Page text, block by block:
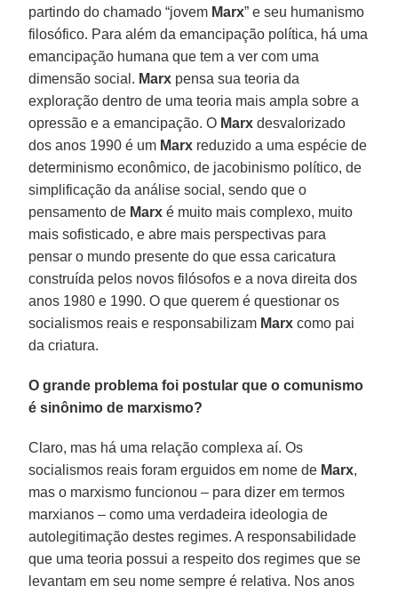
partindo do chamado “jovem Marx” e seu humanismo
filosófico. Para além da emancipação política, há uma
emancipação humana que tem a ver com uma
dimensão social. Marx pensa sua teoria da
exploração dentro de uma teoria mais ampla sobre a
opressão e a emancipação. O Marx desvalorizado
dos anos 1990 é um Marx reduzido a uma espécie de
determinismo econômico, de jacobinismo político, de
simplificação da análise social, sendo que o
pensamento de Marx é muito mais complexo, muito
mais sofisticado, e abre mais perspectivas para
pensar o mundo presente do que essa caricatura
construída pelos novos filósofos e a nova direita dos
anos 1980 e 1990. O que querem é questionar os
socialismos reais e responsabilizam Marx como pai
da criatura.
O grande problema foi postular que o comunismo
é sinônimo de marxismo?
Claro, mas há uma relação complexa aí. Os
socialismos reais foram erguidos em nome de Marx,
mas o marxismo funcionou – para dizer em termos
marxianos – como uma verdadeira ideologia de
autolegitimação destes regimes. A responsabilidade
que uma teoria possui a respeito dos regimes que se
levantam em seu nome sempre é relativa. Nos anos